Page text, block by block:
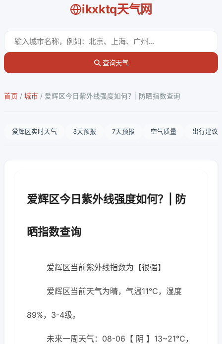
ikxktq天气网
查询天气
首页 / 城市 / 爱辉区今日紫外线强度如何？| 防晒指数查询
爱辉区实时天气 3天预报 7天预报 空气质量 出行建议
爱辉区今日紫外线强度如何？| 防
晒指数查询
爱辉区当前紫外线指数为【很强】
爱辉区当前天气为晴，气温11℃，湿度
89%，3-4级。
未来一周天气：08-06【 阴 】13~21℃，